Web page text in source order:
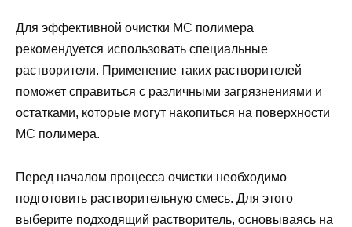
Для эффективной очистки МС полимера
рекомендуется использовать специальные
растворители. Применение таких растворителей
поможет справиться с различными загрязнениями и
остатками, которые могут накопиться на поверхности
МС полимера.
Перед началом процесса очистки необходимо
подготовить растворительную смесь. Для этого
выберите подходящий растворитель, основываясь на